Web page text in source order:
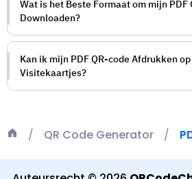
QR Code Generator
Wat is het Beste Formaat om mijn PDF
Downloaden?
Kan ik mijn PDF QR-code Afdrukken
Visitekaartjes?